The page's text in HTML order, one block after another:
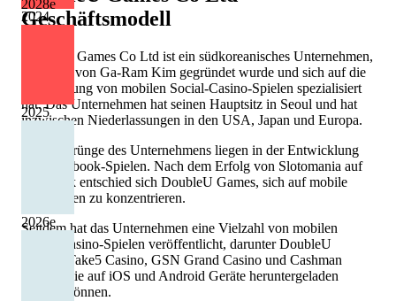
2028e
2024
2025
2026e
Geschäftsmodell
DoubleU Games Co Ltd ist ein südkoreanisches Unternehmen,
das 2012 von Ga-Ram Kim gegründet wurde und sich auf die
Entwicklung von mobilen Social-Casino-Spielen spezialisiert
hat. Das Unternehmen hat seinen Hauptsitz in Seoul und hat
inzwischen Niederlassungen in den USA, Japan und Europa.
Die Ursprünge des Unternehmens liegen in der Entwicklung
von Facebook-Spielen. Nach dem Erfolg von Slotomania auf
Facebook entschied sich DoubleU Games, sich auf mobile
Plattformen zu konzentrieren.
Seitdem hat das Unternehmen eine Vielzahl von mobilen
Social-Casino-Spielen veröffentlicht, darunter DoubleU
Casino, Take5 Casino, GSN Grand Casino und Cashman
Casino, die auf iOS und Android Geräte heruntergeladen
werden können.